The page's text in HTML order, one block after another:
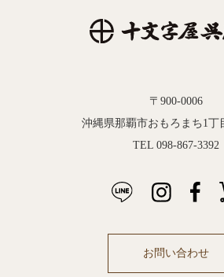
〒900-0006
沖縄県那覇市おもろまち1丁
TEL 098-867-3392
お問い合わせ